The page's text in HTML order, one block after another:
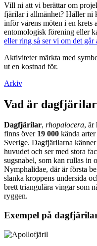
Vill ni att vi berättar om
fjärilar i allmänhet? Håller ni
inför vårens möten i en krets
entomologisk förening eller
eller ring så ser vi om det går
Aktiviteter märkta med
ut en kostnad för.
Arkiv
Vad är
Dagfjärilar, rhopalocera, är
finns över 19 000 kända
Sverige. Dagfjärilarna
huvudet och ser med stora
sugsnabel, som kan rullas in
Nymphalidae, där är första
slanka kroppens undersida
brett triangulära vingar som
ryggen.
Exempel på